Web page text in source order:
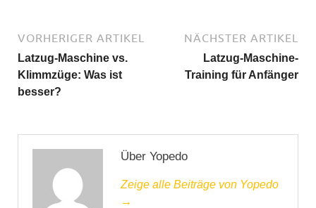
VORHERIGER ARTIKEL
Latzug-Maschine vs.
Klimmzüge: Was ist
besser?
NÄCHSTER ARTIKEL
Latzug-Maschine-
Training für Anfänger
Über Yopedo
Zeige alle Beiträge von Yopedo
→